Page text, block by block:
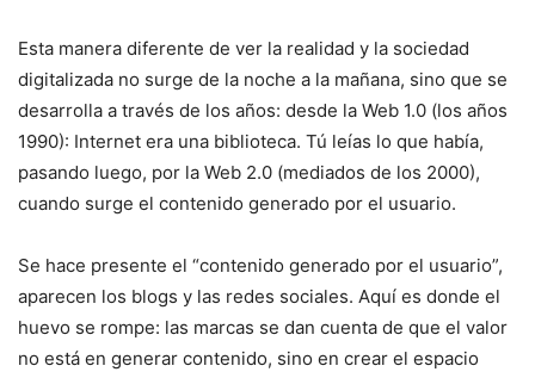
Esta manera diferente de ver la realidad y la sociedad
digitalizada no surge de la noche a la mañana, sino que se
desarrolla a través de los años: desde la Web 1.0 (los años
1990): Internet era una biblioteca. Tú leías lo que había,
pasando luego, por la Web 2.0 (mediados de los 2000),
cuando surge el contenido generado por el usuario.
Se hace presente el “contenido generado por el usuario”,
aparecen los blogs y las redes sociales. Aquí es donde el
huevo se rompe: las marcas se dan cuenta de que el valor
no está en generar contenido, sino en crear el espacio